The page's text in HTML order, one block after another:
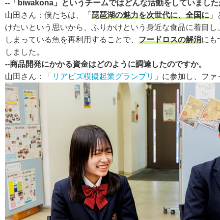
--「biwakona」というチームではどんな活動をしていました
山田さん： 僕たちは、「 琵琶湖の魅力を次世代に、全国に
けたいという思いから、ふりかけという身近な食品に着目
しまっている魚を再利用することで、 フードロスの解消にも
しました。
--商品開発にかかる資金はどのように調達したのですか。
山田さん：
「 リアビズ模擬起業グランプリ 」に参加し、フ